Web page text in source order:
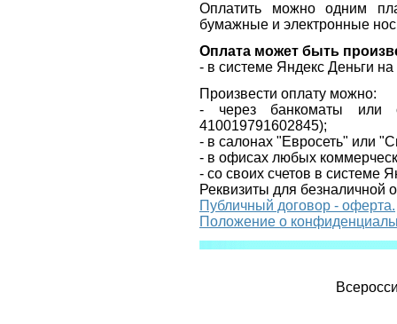
Оплатить можно одним
бумажные и электронные
Оплата может быть
- в системе Яндекс Деньги
Произвести оплату можно:
- через банкоматы или
410019791602845);
- в салонах "Евросеть" или
- в офисах любых
- со своих счетов в системе
Реквизиты для безналичной
Публичный договор - оферта.
Положение о